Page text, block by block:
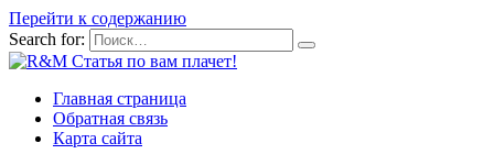
Перейти к содержанию
Search for:
Главная страница
Обратная связь
Карта сайта